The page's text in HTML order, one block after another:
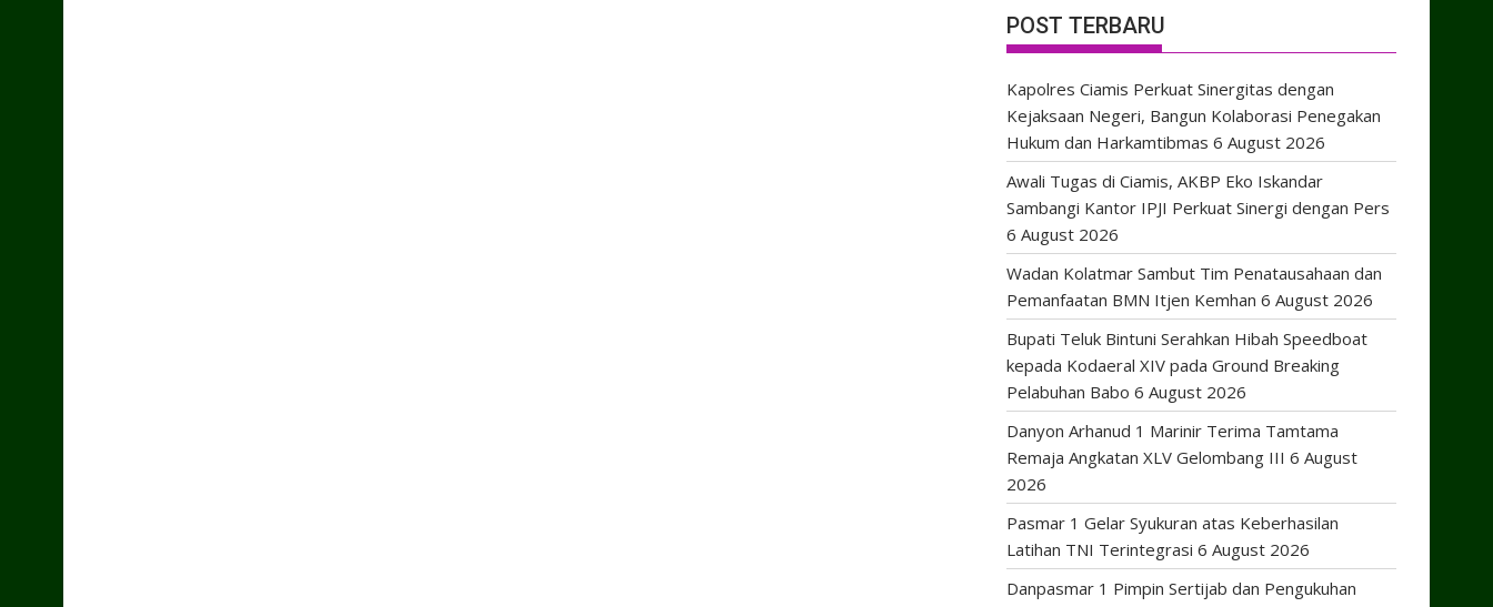
POST TERBARU
Kapolres Ciamis Perkuat Sinergitas dengan
Kejaksaan Negeri, Bangun Kolaborasi Penegakan
Hukum dan Harkamtibmas 6 August 2026
Awali Tugas di Ciamis, AKBP Eko Iskandar
Sambangi Kantor IPJI Perkuat Sinergi dengan Pers
6 August 2026
Wadan Kolatmar Sambut Tim Penatausahaan dan
Pemanfaatan BMN Itjen Kemhan 6 August 2026
Bupati Teluk Bintuni Serahkan Hibah Speedboat
kepada Kodaeral XIV pada Ground Breaking
Pelabuhan Babo 6 August 2026
Danyon Arhanud 1 Marinir Terima Tamtama
Remaja Angkatan XLV Gelombang III 6 August
2026
Pasmar 1 Gelar Syukuran atas Keberhasilan
Latihan TNI Terintegrasi 6 August 2026
Danpasmar 1 Pimpin Sertijab dan Pengukuhan